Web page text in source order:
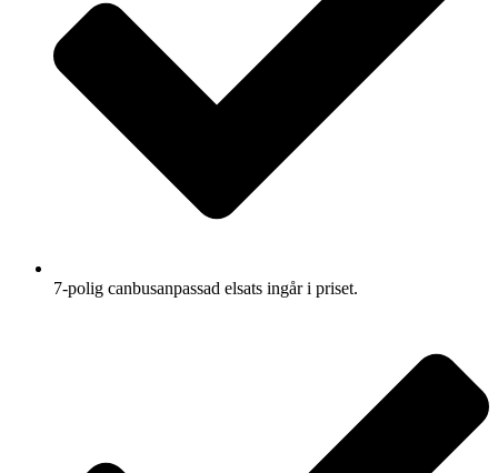
7-polig canbusanpassad elsats ingår i priset.